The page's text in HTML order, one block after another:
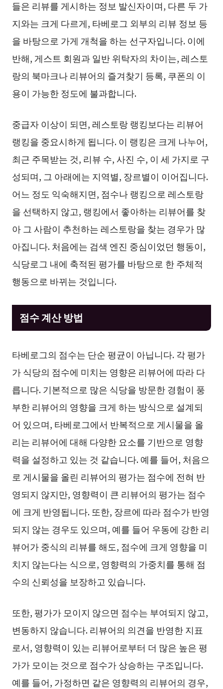
들은 리뷰를 게시하는 정보 발신자이며, 다른 두 가
지와는 크게 다르게, 타베로그 외부의 리뷰 정보 등
을 바탕으로 가게 개척을 하는 선구자입니다. 이에
반해, 게스트 회원과 일반 위탁자의 차이는, 레스토
랑의 북마크나 리뷰어의 즐겨찾기 등록, 쿠폰의 이
용이 가능한 정도에 불과합니다.
중급자 이상이 되면, 레스토랑 랭킹보다는 리뷰어
랭킹을 중요시하게 됩니다. 이 랭킹은 크게 나누어,
최근 주목받는 것, 리뷰 수, 사진 수, 이 세 가지로 구
성되며, 그 아래에는 지역별, 장르별이 이어집니다.
어느 정도 익숙해지면, 점수나 랭킹으로 레스토랑
을 선택하지 않고, 랭킹에서 좋아하는 리뷰어를 찾
아 그 사람이 추천하는 레스토랑을 찾는 경우가 많
아집니다. 처음에는 검색 엔진 중심이었던 행동이,
식당로그 내에 축적된 평가를 바탕으로 한 주체적
행동으로 바뀌는 것입니다.
점수 계산 방법
타베로그의 점수는 단순 평균이 아닙니다. 각 평가
가 식당의 점수에 미치는 영향은 리뷰어에 따라 다
릅니다. 기본적으로 많은 식당을 방문한 경험이 풍
부한 리뷰어의 영향을 크게 하는 방식으로 설계되
어 있으며, 타베로그에서 반복적으로 게시물을 올
리는 리뷰어에 대해 다양한 요소를 기반으로 영향
력을 설정하고 있는 것 같습니다. 예를 들어, 처음으
로 게시물을 올린 리뷰어의 평가는 점수에 전혀 반
영되지 않지만, 영향력이 큰 리뷰어의 평가는 점수
에 크게 반영됩니다. 또한, 장르에 따라 점수가 반영
되지 않는 경우도 있으며, 예를 들어 우동에 강한 리
뷰어가 중식의 리뷰를 해도, 점수에 크게 영향을 미
치지 않는다는 식으로, 영향력의 가중치를 통해 점
수의 신뢰성을 보장하고 있습니다.
또한, 평가가 모이지 않으면 점수는 부여되지 않고,
변동하지 않습니다. 리뷰어의 의견을 반영한 지표
로서, 영향력이 있는 리뷰어로부터 더 많은 높은 평
가가 모이는 것으로 점수가 상승하는 구조입니다.
예를 들어, 가정하면 같은 영향력의 리뷰어의 경우,